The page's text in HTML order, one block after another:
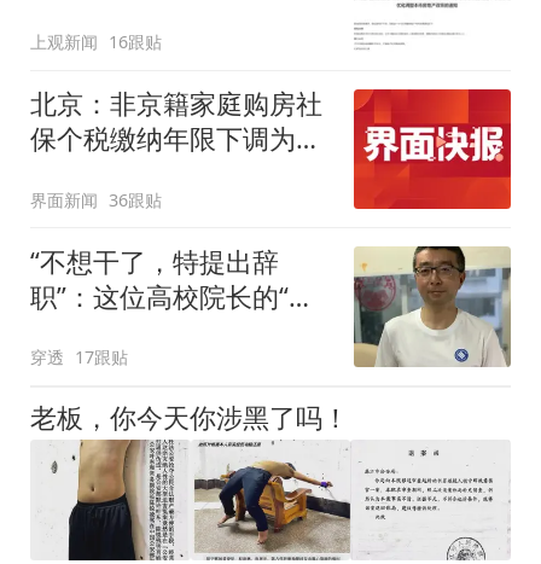
上观新闻 16跟贴
北京：非京籍家庭购房社
保个税缴纳年限下调为一
界面新闻 36跟贴
“不想干了，特提出辞
职”：这位高校院长的“任
穿透 17跟贴
老板，你今天你涉黑了吗！